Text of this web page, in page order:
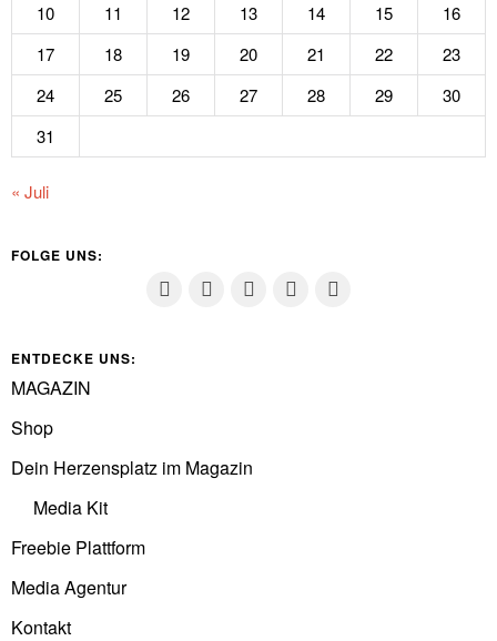
10
11 12 13 14 15
16
17
18 19 20 21 22
23
24
25 26 27 28 29
30
31
« Juli
FOLGE UNS:
ENTDECKE UNS:
MAGAZIN
Shop
Dein Herzensplatz im Magazin
Media Kit
Freebie Plattform
Media Agentur
Kontakt